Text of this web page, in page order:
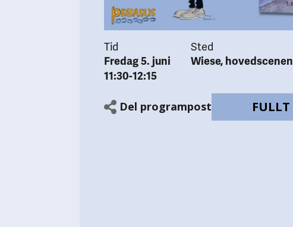
Tid
Fredag 5. juni
11:30-12:15
Sted
Wiese, hovedscenen
Del programpost FULLT